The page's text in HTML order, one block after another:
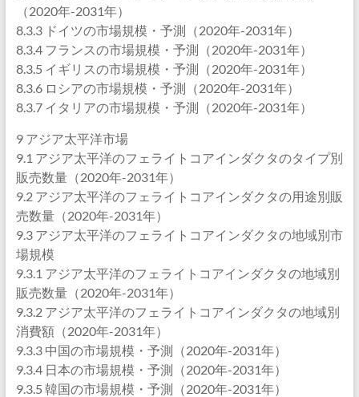
（2020年-2031年）
8.3.3 ドイツの市場規模・予測（2020年-2031年）
8.3.4 フランスの市場規模・予測（2020年-2031年）
8.3.5 イギリスの市場規模・予測（2020年-2031年）
8.3.6 ロシアの市場規模・予測（2020年-2031年）
8.3.7 イタリアの市場規模・予測（2020年-2031年）
9 アジア太平洋市場
9.1 アジア太平洋のフェライトコアインダクタのタイプ別
販売数量（2020年-2031年）
9.2 アジア太平洋のフェライトコアインダクタの用途別販
売数量（2020年-2031年）
9.3 アジア太平洋のフェライトコアインダクタの地域別市
場規模
9.3.1 アジア太平洋のフェライトコアインダクタの地域別
販売数量（2020年-2031年）
9.3.2 アジア太平洋のフェライトコアインダクタの地域別
消費額（2020年-2031年）
9.3.3 中国の市場規模・予測（2020年-2031年）
9.3.4 日本の市場規模・予測（2020年-2031年）
9.3.5 韓国の市場規模・予測（2020年-2031年）